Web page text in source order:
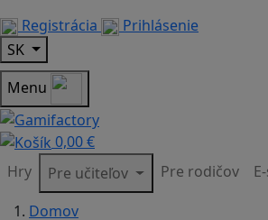
Registrácia
Prihlásenie
SK
Menu
0,00 €
Hry
Pre učiteľov Pre rodičov
Domov